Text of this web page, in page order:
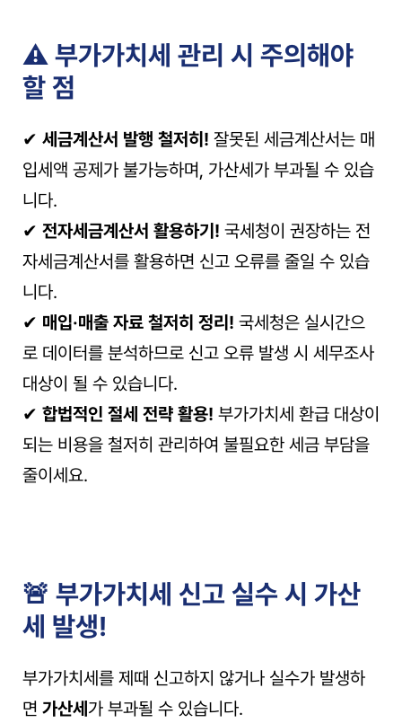
⚠️ 부가가치세 관리 시 주의해야
할 점
✔ 세금계산서 발행 철저히! 잘못된 세금계산서는 매
입세액 공제가 불가능하며, 가산세가 부과될 수 있습
니다.
✔ 전자세금계산서 활용하기! 국세청이 권장하는 전
자세금계산서를 활용하면 신고 오류를 줄일 수 있습
니다.
✔ 매입·매출 자료 철저히 정리! 국세청은 실시간으
로 데이터를 분석하므로 신고 오류 발생 시 세무조사
대상이 될 수 있습니다.
✔ 합법적인 절세 전략 활용! 부가가치세 환급 대상이
되는 비용을 철저히 관리하여 불필요한 세금 부담을
줄이세요.
🚨 부가가치세 신고 실수 시 가산
세 발생!
부가가치세를 제때 신고하지 않거나 실수가 발생하
면 가산세 가 부과될 수 있습니다.